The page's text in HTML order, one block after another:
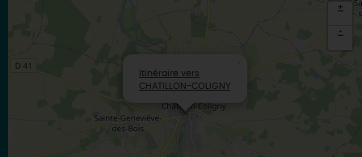
Itinéraire vers
CHATILLON-COLIGNY
+
-